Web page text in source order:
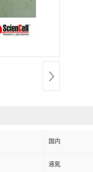
国内
液氮